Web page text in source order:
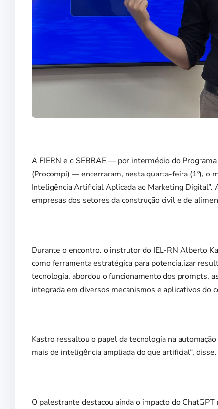
A FIERN e o SEBRAE — por intermédio do
(Procompi) — encerraram, nesta quarta-feira (1º), o
Inteligência Artificial Aplicada ao Marketing Digital”.
empresas dos setores da construção civil e de
Durante o encontro, o instrutor do IEL-RN Alberto
como ferramenta estratégica para potencializar
tecnologia, abordou o funcionamento dos prompts,
integrada em diversos mecanismos e aplicativos do
Kastro ressaltou o papel da tecnologia na
mais de inteligência ampliada do que artificial”, disse.
O palestrante destacou ainda o impacto do